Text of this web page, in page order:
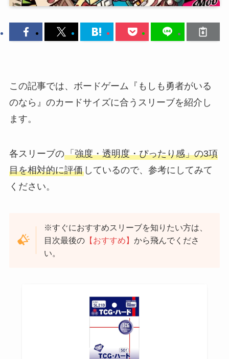
この記事では、ボードゲーム『もしも勇者がいる
のなら』のカードサイズに合うスリーブを紹介し
ます。
各スリーブの「強度・透明度・ぴったり感」の3項
目を相対的に評価しているので、参考にしてみて
ください。
※すぐにおすすめスリーブを知りたい方は、
目次最後の 【おすすめ】から飛んでくださ
い。